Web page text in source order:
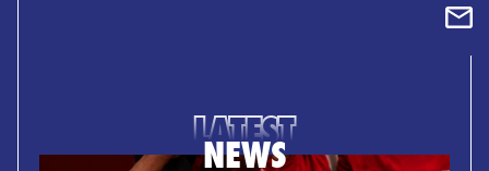
LATEST
NEWS